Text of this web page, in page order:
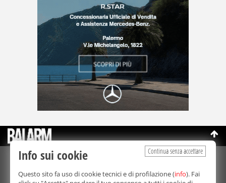
©Copyright 2003-2026
Bmedia Srl- P.IVA 07064240828
La riproduzione totale o parziale di tutti i contenuti, in qualunque
Continua senza accettare
Info sui cookie
Questo sito fa uso di cookie tecnici e di profilazione (info). Fai